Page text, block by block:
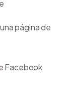
página de
Facebook